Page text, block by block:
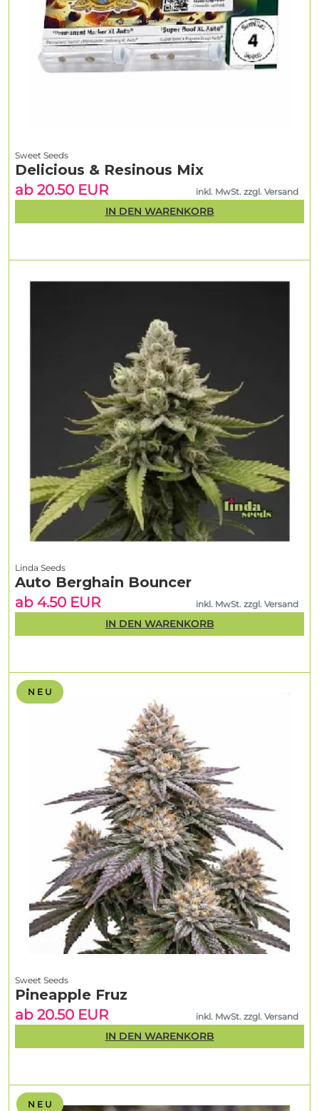
N E U
N E U
Sweet Seeds
Pineapple Fruz
ab 20.50 EUR
inkl. MwSt. zzgl. Versand
IN DEN WARENKORB
Linda Seeds
Auto Berghain Bouncer
ab 4.50 EUR
inkl. MwSt. zzgl. Versand
IN DEN WARENKORB
Sweet Seeds
Delicious & Resinous Mix
ab 20.50 EUR
inkl. MwSt. zzgl. Versand
IN DEN WARENKORB